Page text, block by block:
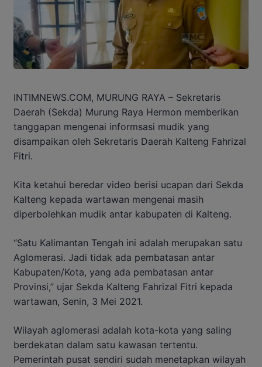
INTIMNEWS.COM, MURUNG RAYA – Sekretaris
Daerah (Sekda) Murung Raya Hermon memberikan
tanggapan mengenai informsasi mudik yang
disampaikan oleh Sekretaris Daerah Kalteng Fahrizal
Fitri.
Kita ketahui beredar video berisi ucapan dari Sekda
Kalteng kepada wartawan mengenai masih
diperbolehkan mudik antar kabupaten di Kalteng.
“Satu Kalimantan Tengah ini adalah merupakan satu
Aglomerasi. Jadi tidak ada pembatasan antar
Kabupaten/Kota, yang ada pembatasan antar
Provinsi,” ujar Sekda Kalteng Fahrizal Fitri kepada
wartawan, Senin, 3 Mei 2021.
Wilayah aglomerasi adalah kota-kota yang saling
berdekatan dalam satu kawasan tertentu.
Pemerintah pusat sendiri sudah menetapkan wilayah